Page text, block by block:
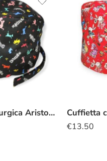
Cuffietta Chirurgica Aristogatti all that jazz
€13.50